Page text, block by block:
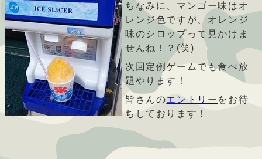
ちなみに、マンゴー味はオ
レンジ色ですが、オレンジ
味のシロップって見かけま
せんね！？(笑)
次回定例ゲームでも食べ放
題やります！
皆さんのエントリー をお待
ちしております！